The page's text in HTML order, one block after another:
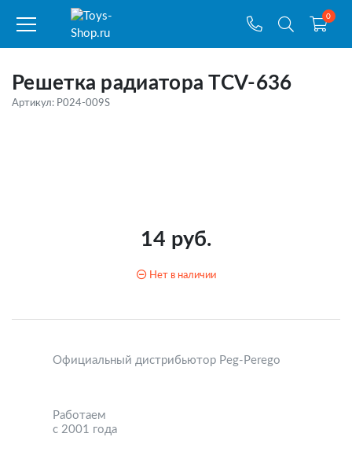
0
Решетка радиатора TCV-636
Артикул: P024-009S
14 руб.
Нет в наличии
Официальный дистрибьютор Peg-Perego
Работаем
с 2001 года